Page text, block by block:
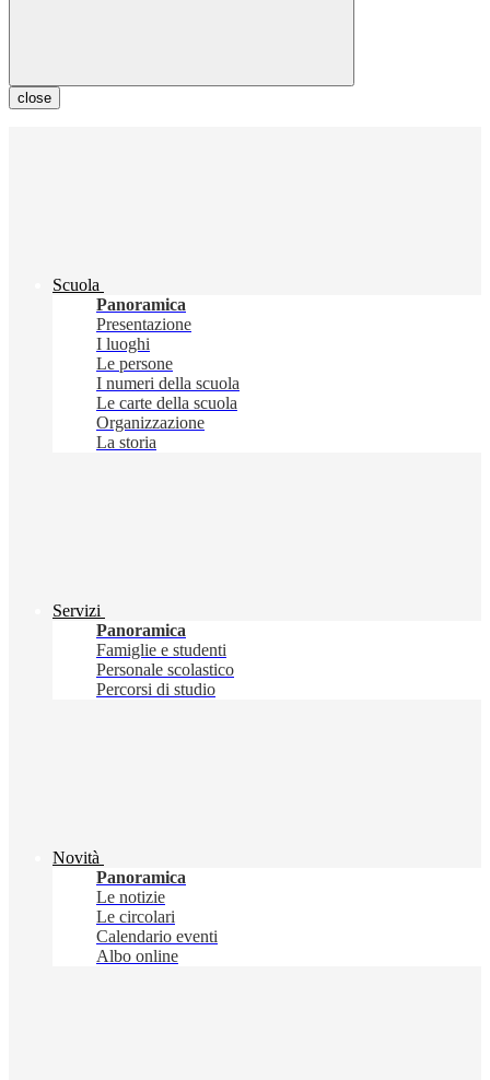
close
Scuola
Panoramica
Presentazione
I luoghi
Le persone
I numeri della scuola
Le carte della scuola
Organizzazione
La storia
Servizi
Panoramica
Famiglie e studenti
Personale scolastico
Percorsi di studio
Novità
Panoramica
Le notizie
Le circolari
Calendario eventi
Albo online